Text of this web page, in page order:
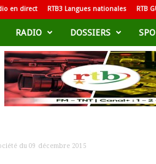
en direct RTB3 Langues nationales RTB
RADIO DOSSIERS
du 09 décembre 2015